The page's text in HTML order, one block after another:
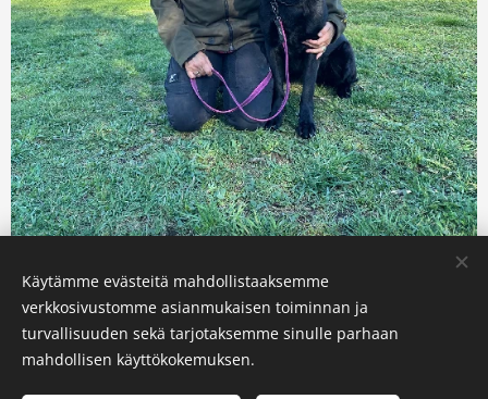
© 2026 JALEN®
Handmade in Finland
Käytämme evästeitä mahdollistaaksemme
verkkosivustomme asianmukaisen toiminnan ja
turvallisuuden sekä tarjotaksemme sinulle parhaan
mahdollisen käyttökokemuksen.